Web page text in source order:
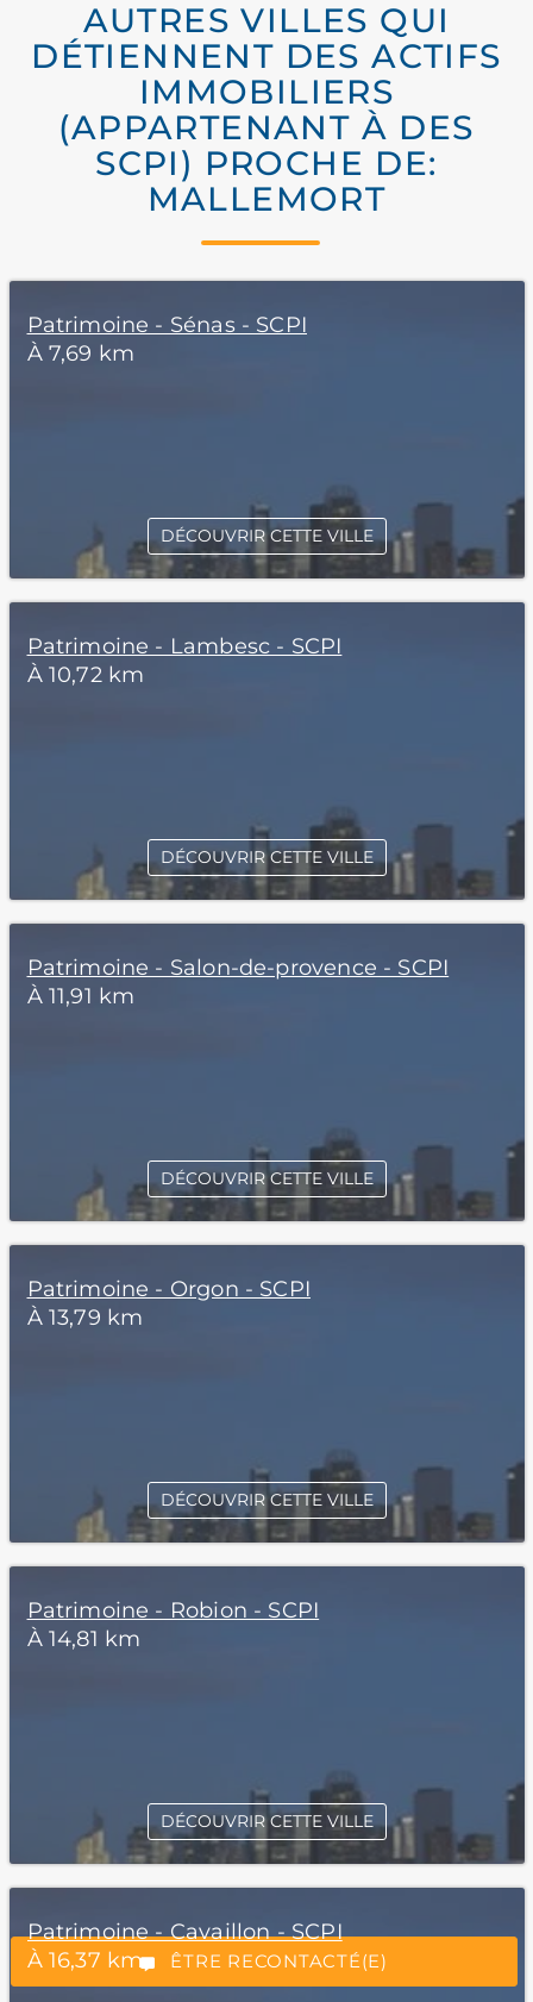
“Excellent”, 165 avis
ÊTRE RECONTACTÉ(E)
AUTRES VILLES QUI
DÉTIENNENT DES ACTIFS
IMMOBILIERS
(APPARTENANT À DES
SCPI) PROCHE DE:
MALLEMORT
Patrimoine - Sénas - SCPI
À 7,69 km
DÉCOUVRIR CETTE VILLE
Patrimoine - Lambesc - SCPI
À 10,72 km
DÉCOUVRIR CETTE VILLE
Patrimoine - Salon-de-provence - SCPI
À 11,91 km
DÉCOUVRIR CETTE VILLE
Patrimoine - Orgon - SCPI
À 13,79 km
DÉCOUVRIR CETTE VILLE
Patrimoine - Robion - SCPI
À 14,81 km
DÉCOUVRIR CETTE VILLE
Patrimoine - Cavaillon - SCPI
À 16,37 km